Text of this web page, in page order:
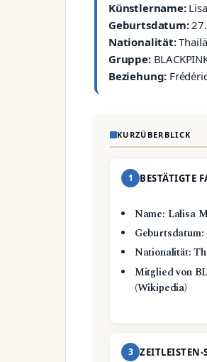
Künstlername:Lisa
Geburtsdatum:27.
Nationalität:
Gruppe:
Beziehung:
KURZÜBERBLICK
1 BESTÄTIGTE
Name: Lalisa
Nationalität:
Mitglied von
(Wikipedia)
3 ZEITLEISTEN-